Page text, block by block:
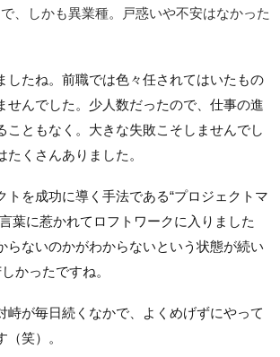
、しかも異業種。戸惑いや不安はなかった
したね。前職では色々任されてはいたもの
せんでした。少人数だったので、仕事の進
こともなく。大きな失敗こそしませんでし
くさんありました。
トを成功に導く手法である“プロジェクトマ
葉に惹かれてロフトワークに入りました
らないのかがわからないという状態が続い
かったですね。
峙が毎日続くなかで、よくめげずにやって
笑）。